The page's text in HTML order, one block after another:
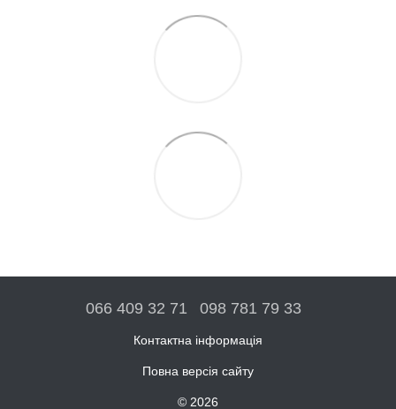
066 409 32 71 098 781 79 33
Контактна інформація
Повна версія сайту
© 2026